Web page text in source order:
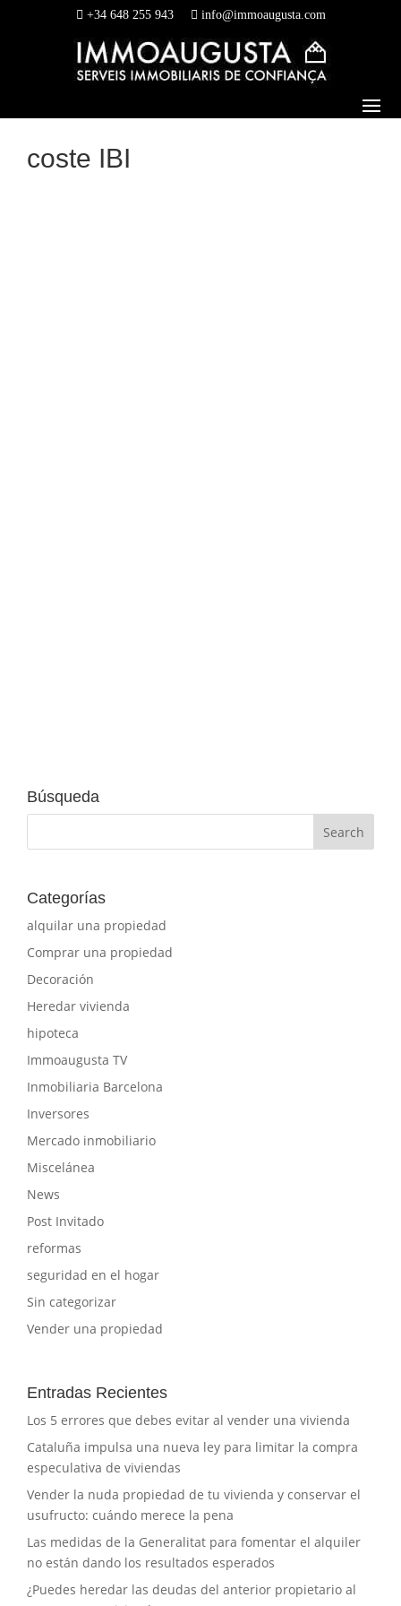
+34 648 255 943 info@immoaugusta.com
coste IBI
Búsqueda
Categorías
alquilar una propiedad
Comprar una propiedad
Decoración
Heredar vivienda
hipoteca
Immoaugusta TV
Inmobiliaria Barcelona
Inversores
Mercado inmobiliario
Miscelánea
News
Post Invitado
reformas
seguridad en el hogar
Sin categorizar
Vender una propiedad
Entradas Recientes
Los 5 errores que debes evitar al vender una vivienda
Cataluña impulsa una nueva ley para limitar la compra
especulativa de viviendas
Vender la nuda propiedad de tu vivienda y conservar el
usufructo: cuándo merece la pena
Las medidas de la Generalitat para fomentar el alquiler
no están dando los resultados esperados
¿Puedes heredar las deudas del anterior propietario al